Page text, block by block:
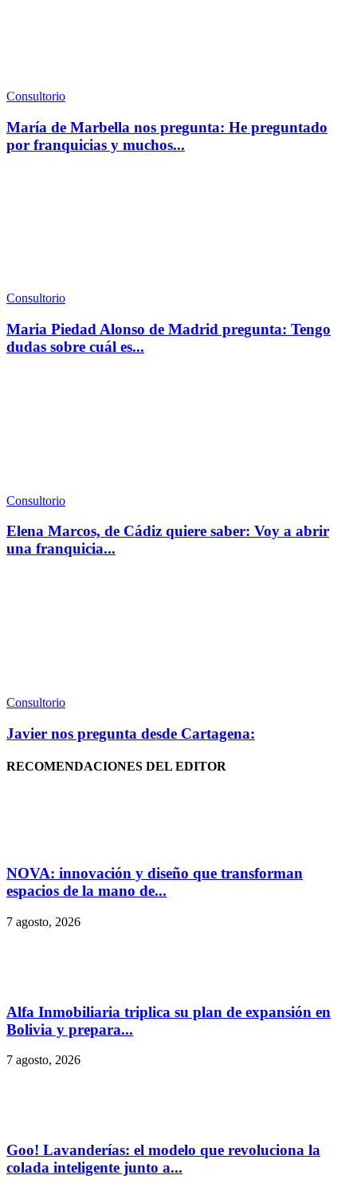
Consultorio
María de Marbella nos pregunta: He preguntado
por franquicias y muchos...
Consultorio
Maria Piedad Alonso de Madrid pregunta: Tengo
dudas sobre cuál es...
Consultorio
Elena Marcos, de Cádiz quiere saber: Voy a abrir
una franquicia...
Consultorio
Javier nos pregunta desde Cartagena:
RECOMENDACIONES DEL EDITOR
NOVA: innovación y diseño que transforman
espacios de la mano de...
7 agosto, 2026
Alfa Inmobiliaria triplica su plan de expansión en
Bolivia y prepara...
7 agosto, 2026
Goo! Lavanderías: el modelo que revoluciona la
colada inteligente junto a...